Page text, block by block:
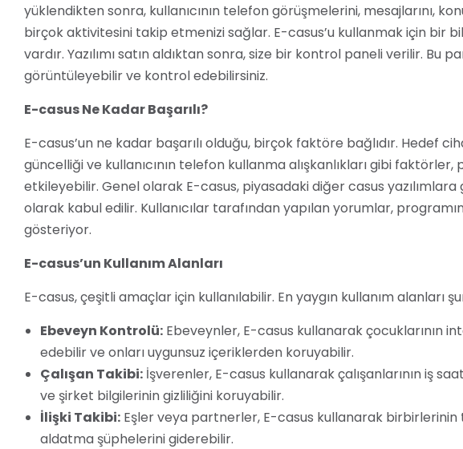
yüklendikten sonra, kullanıcının telefon görüşmelerini, mesajlarını,
birçok aktivitesini takip etmenizi sağlar. E-casus’u kullanmak için bir
vardır. Yazılımı satın aldıktan sonra, size bir kontrol paneli verilir. Bu
görüntüleyebilir ve kontrol edebilirsiniz.
E-casus Ne Kadar Başarılı?
E-casus’un ne kadar başarılı olduğu, birçok faktöre bağlıdır. Hedef
güncelliği ve kullanıcının telefon kullanma alışkanlıkları gibi faktörler,
etkileyebilir. Genel olarak E-casus, piyasadaki diğer casus
olarak kabul edilir. Kullanıcılar tarafından yapılan yorumlar,
gösteriyor.
E-casus’un Kullanım Alanları
E-casus, çeşitli amaçlar için kullanılabilir. En yaygın kullanım alanları
Ebeveyn Kontrolü: Ebeveynler, E-casus kullanarak çocuklarının
edebilir ve onları uygunsuz içeriklerden koruyabilir.
Çalışan Takibi: İşverenler, E-casus kullanarak çalışanlarının iş
ve şirket bilgilerinin gizliliğini koruyabilir.
İlişki Takibi: Eşler veya partnerler, E-casus kullanarak birbirlerinin
aldatma şüphelerini giderebilir.